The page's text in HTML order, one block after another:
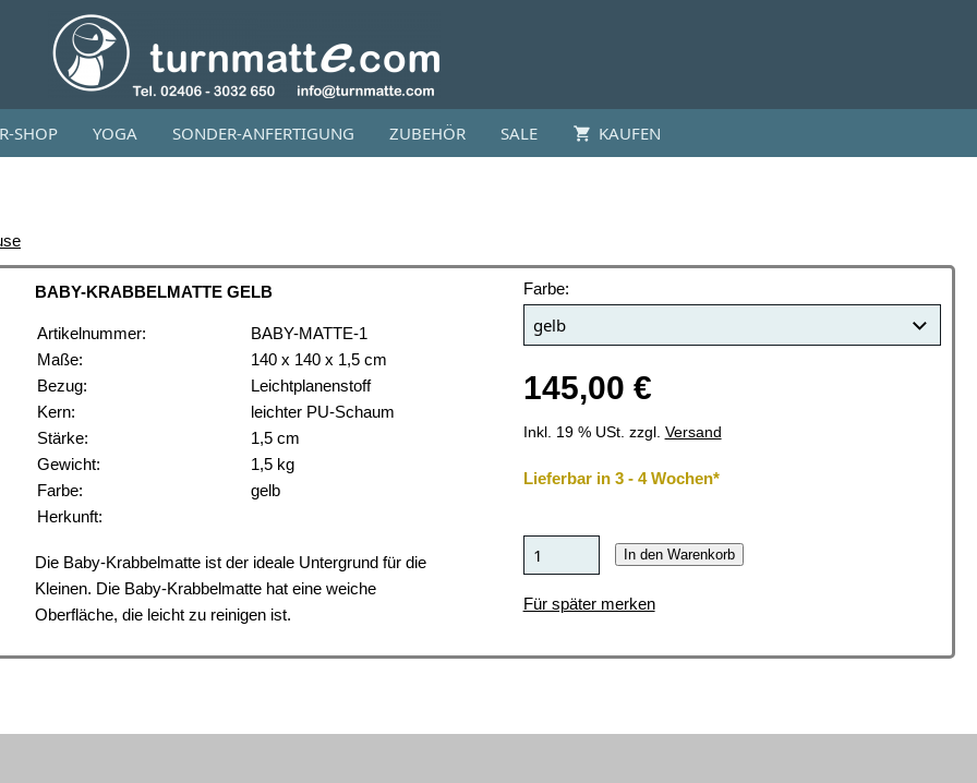
SHOP YOGA SONDER-ANFERTIGUNG ZUBEHÖR SALE KAUFEN
BABY-KRABBELMATTE GELB
Artikelnummer:
BABY-MATTE-1
Maße:
140 x 140 x 1,5 cm
Bezug:
Leichtplanenstoff
Kern:
leichter PU-Schaum
Stärke:
1,5 cm
Gewicht:
1,5 kg
Farbe:
gelb
Herkunft:
Die Baby-Krabbelmatte ist der ideale Untergrund für die
Kleinen. Die Baby-Krabbelmatte hat eine weiche
Oberfläche, die leicht zu reinigen ist.
Farbe:
145,00 €
Inkl. 19 % USt. zzgl. Versand
Lieferbar in 3 - 4 Wochen*
In den Warenkorb
Für später merken